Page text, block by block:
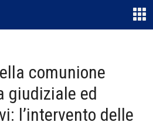
comunione
giudiziale ed
l’intervento delle